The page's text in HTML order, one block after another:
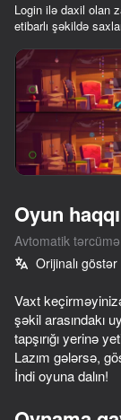
Login ilə daxil olan
etibarlı şəkildə
Oyun
Avtomatik
Orijinalı göstər
Vaxt
şəkil arasındakı
tapşırığı yerinə
Lazım gələrsə,
İndi oyuna dalın!